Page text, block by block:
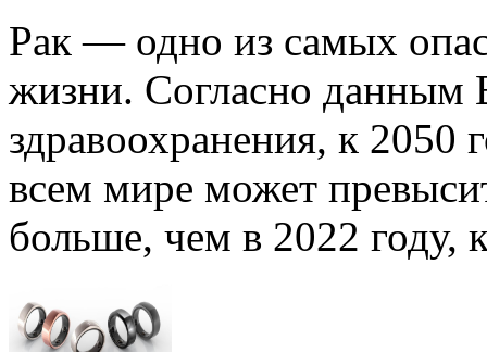
Рак — одно из самых
жизни. Согласно данным
здравоохранения, к 2050
всем мире может
больше, чем в 2022 году,